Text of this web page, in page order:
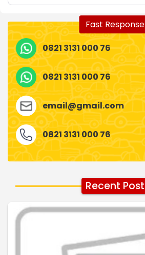
Fast Response
0821 3131 000 76
0821 3131 000 76
email@gmail.com
0821 3131 000 76
Recent Post